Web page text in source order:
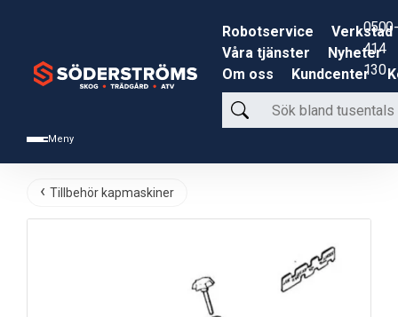
Meny
Robotservice
Verkstad
Våra tjänster
Nyheter
Om oss
Kundcenter
Sök
bland
produkter
0500-
414
130
Tillbehör kapmaskiner